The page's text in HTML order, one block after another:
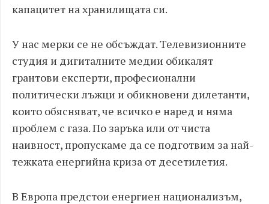
капацитет на хранилищата си.
У нас мерки се не обсъждат. Телевизионните
студия и дигиталните медии обикалят
грантови експерти, професионални
политически лъжци и обикновени дилетанти,
които обясняват, че всичко е наред и няма
проблем с газа. По заръка или от чиста
наивност, пропускаме да се подготвим за най-
тежката енергийна криза от десетилетия.
В Европа предстои енергиен национализъм,